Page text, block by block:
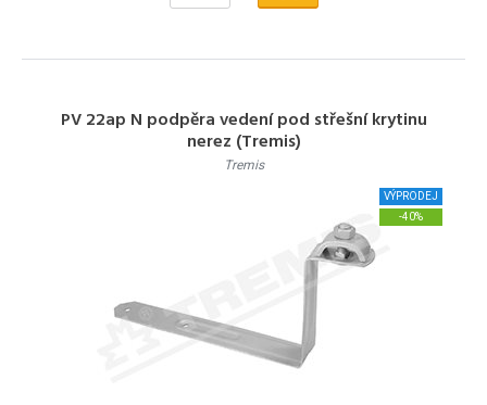
PV 22ap N podpěra vedení pod střešní krytinu
nerez (Tremis)
Tremis
VÝPRODEJ
-40%